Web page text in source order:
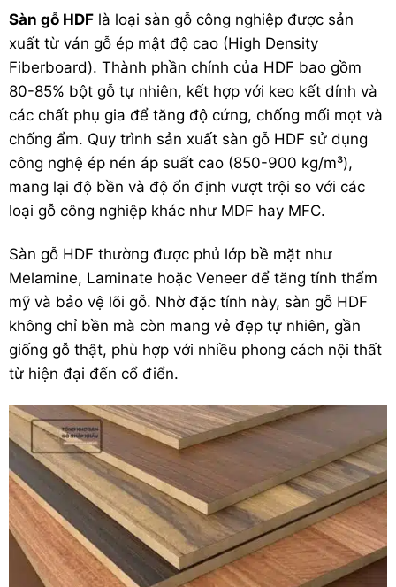
Sàn gỗ HDF là loại sàn gỗ công nghiệp được sản
xuất từ ván gỗ ép mật độ cao (High Density
Fiberboard). Thành phần chính của HDF bao gồm
80-85% bột gỗ tự nhiên, kết hợp với keo kết dính và
các chất phụ gia để tăng độ cứng, chống mối mọt và
chống ẩm. Quy trình sản xuất sàn gỗ HDF sử dụng
công nghệ ép nén áp suất cao (850-900 kg/m³),
mang lại độ bền và độ ổn định vượt trội so với các
loại gỗ công nghiệp khác như MDF hay MFC.
Sàn gỗ HDF thường được phủ lớp bề mặt như
Melamine, Laminate hoặc Veneer để tăng tính thẩm
mỹ và bảo vệ lõi gỗ. Nhờ đặc tính này, sàn gỗ HDF
không chỉ bền mà còn mang vẻ đẹp tự nhiên, gần
giống gỗ thật, phù hợp với nhiều phong cách nội thất
từ hiện đại đến cổ điển.